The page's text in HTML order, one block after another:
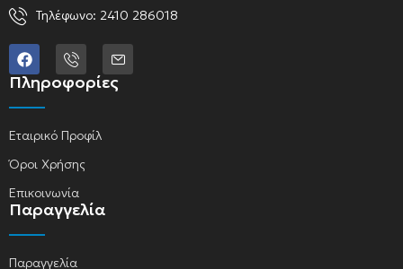
Τηλέφωνο: 2410 286018
Πληροφορίες
Εταιρικό Προφίλ
Όροι Χρήσης
Επικοινωνία
Παραγγελία
Παραγγελία